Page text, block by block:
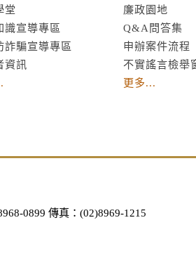
堂
識宣導專區
詐騙宣導專區
資訊
廉政園地
Q&A問答集
申辦案件流程
不實謠言檢舉
更多...
0899 傳真：(02)8969-1215